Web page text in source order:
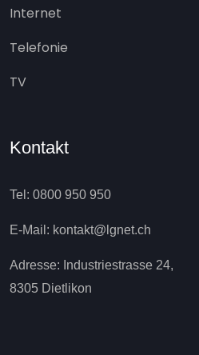
Internet
Telefonie
TV
Kontakt
Tel: 0800 950 950
E-Mail: kontakt@lgnet.ch
Adresse: Industriestrasse 24,
8305 Dietlikon